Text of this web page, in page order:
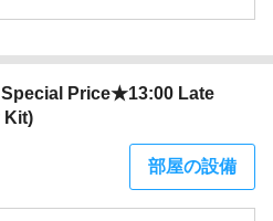
Price★13:00 Late
Kit)
部屋の設備